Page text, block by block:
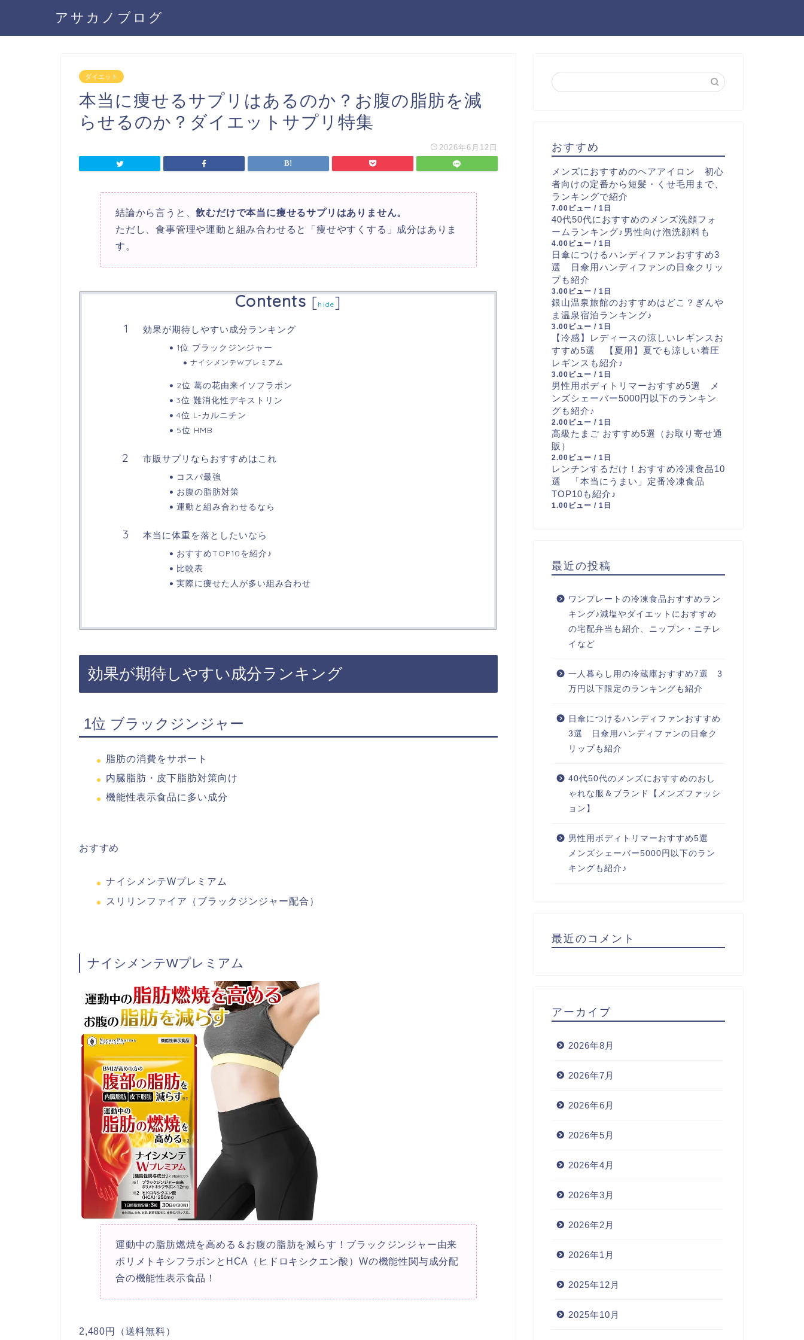
アサカノブログ
ダイエット
本当に痩せるサプリはあるのか？お腹の脂肪を減
らせるのか？ダイエットサプリ特集
2026年6月12日
結論から言うと、飲むだけで本当に痩せるサプリはありません。
ただし、食事管理や運動と組み合わせると「痩せやすくする」成分はありま
す。
Contents [hide]
効果が期待しやすい成分ランキング
1位 ブラックジンジャー
ナイシメンテWプレミアム
2位 葛の花由来イソフラボン
3位 難消化性デキストリン
4位 L-カルニチン
5位 HMB
市販サプリならおすすめはこれ
コスパ最強
お腹の脂肪対策
運動と組み合わせるなら
本当に体重を落としたいなら
おすすめTOP10を紹介♪
比較表
実際に痩せた人が多い組み合わせ
効果が期待しやすい成分ランキング
1位 ブラックジンジャー
脂肪の消費をサポート
内臓脂肪・皮下脂肪対策向け
機能性表示食品に多い成分
おすすめ
ナイシメンテWプレミアム
スリリンファイア（ブラックジンジャー配合）
ナイシメンテWプレミアム
運動中の脂肪燃焼を高める＆お腹の脂肪を減らす！ブラックジンジャー由来
ポリメトキシフラボンとHCA（ヒドロキシクエン酸）Wの機能性関与成分配
合の機能性表示食品！
2,480円（送料無料）
おすすめ
メンズにおすすめのヘアアイロン 初心
者向けの定番から短髪・くせ毛用まで、
ランキングで紹介
7.00ビュー / 1日
40代50代におすすめのメンズ洗顔フォ
ームランキング♪男性向け泡洗顔料も
4.00ビュー / 1日
日傘につけるハンディファンおすすめ3
選 日傘用ハンディファンの日傘クリッ
プも紹介
3.00ビュー / 1日
銀山温泉旅館のおすすめはどこ？ぎんや
ま温泉宿泊ランキング♪
3.00ビュー / 1日
【冷感】レディースの涼しいレギンスお
すすめ5選 【夏用】夏でも涼しい着圧
レギンスも紹介♪
3.00ビュー / 1日
男性用ボディトリマーおすすめ5選 メ
ンズシェーバー5000円以下のランキン
グも紹介♪
2.00ビュー / 1日
高級たまご おすすめ5選（お取り寄せ通
販）
2.00ビュー / 1日
レンチンするだけ！おすすめ冷凍食品10
選 「本当にうまい」定番冷凍食品
TOP10も紹介♪
1.00ビュー / 1日
最近の投稿
ワンプレートの冷凍食品おすすめラン
キング♪減塩やダイエットにおすすめ
の宅配弁当も紹介、ニップン・ニチレ
イなど
一人暮らし用の冷蔵庫おすすめ7選 3
万円以下限定のランキングも紹介
日傘につけるハンディファンおすすめ
3選 日傘用ハンディファンの日傘ク
リップも紹介
40代50代のメンズにおすすめのおし
ゃれな服＆ブランド【メンズファッシ
ョン】
男性用ボディトリマーおすすめ5選
メンズシェーバー5000円以下のラン
キングも紹介♪
最近のコメント
アーカイブ
2026年8月
2026年7月
2026年6月
2026年5月
2026年4月
2026年3月
2026年2月
2026年1月
2025年12月
2025年10月